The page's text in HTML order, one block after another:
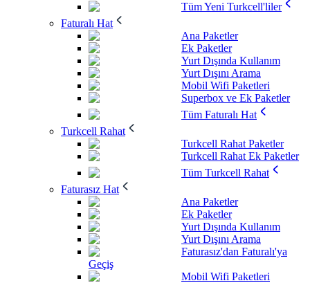
Tüm Yeni Turkcell'liler
Faturalı Hat
Ana Paketler
Ek Paketler
Yurt Dışında Kullanım
Yurt Dışını Arama
Mobil Wifi Paketleri
Superbox ve Ek Paketler
Tüm Faturalı Hat
Turkcell Rahat
Turkcell Rahat Paketler
Turkcell Rahat Ek Paketler
Tüm Turkcell Rahat
Faturasız Hat
Ana Paketler
Ek Paketler
Yurt Dışında Kullanım
Yurt Dışını Arama
Faturasız'dan Faturalı'ya
Geçiş
Mobil Wifi Paketleri